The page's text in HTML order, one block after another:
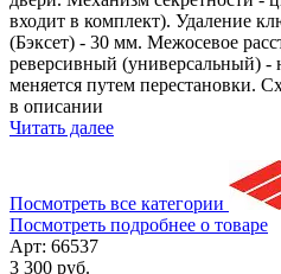
входит в комплект). Удаление
(Бэксет) - 30 мм. Межосевое
реверсивный (универсальный) -
меняется путем перестановки.
в описании
Читать далее
Посмотреть все категории
Посмотреть подробнее о товаре
Арт: 66537
3 300 руб.